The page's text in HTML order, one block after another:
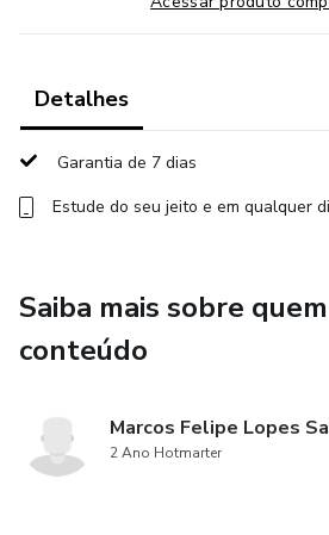
fome”, mas comer melhor, no
responder.
Este plano é indicado para quem:
sente o corpo “pesado” ou inchado
quer emagrecer com mais conforto e
Detalhes
Garantia de 7 dias
Estude do seu jeito e em qualquer
Saiba mais sobre
conteúdo
Marcos Felipe Lopes
2 Ano Hotmarter